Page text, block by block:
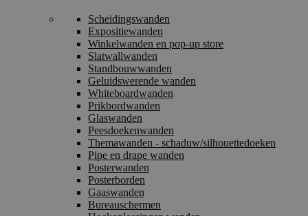
Scheidingswanden
Expositiewanden
Winkelwanden en pop-up store
Slatwallwanden
Standbouwwanden
Geluidswerende wanden
Whiteboardwanden
Prikbordwanden
Glaswanden
Peesdoekenwanden
Themawanden - schaduw/silhouettedoeken
Pipe en drape wanden
Posterwanden
Posterborden
Gaaswanden
Bureauschermen